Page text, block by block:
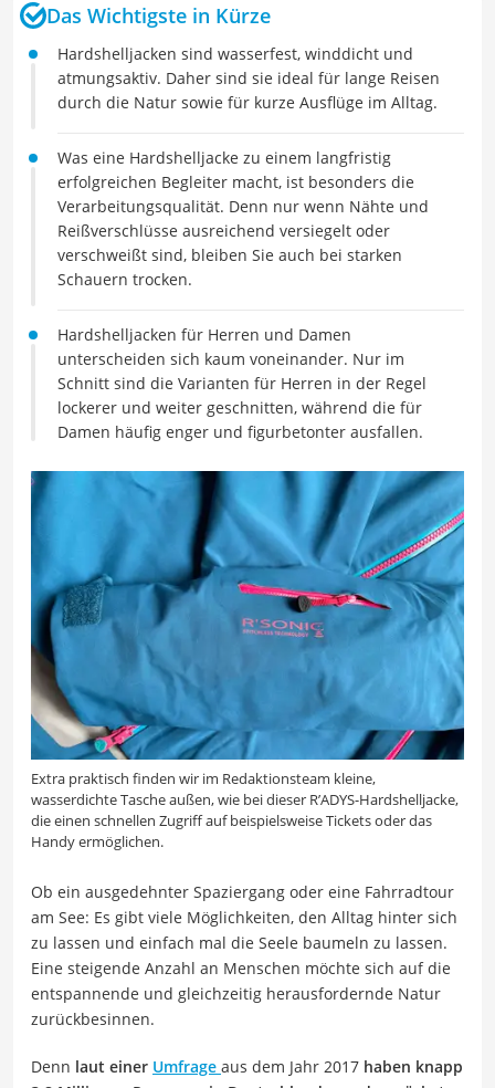
Das Wichtigste in Kürze
Hardshelljacken sind wasserfest, winddicht und
atmungsaktiv. Daher sind sie ideal für lange Reisen
durch die Natur sowie für kurze Ausflüge im Alltag.
Was eine Hardshelljacke zu einem langfristig
erfolgreichen Begleiter macht, ist besonders die
Verarbeitungsqualität. Denn nur wenn Nähte und
Reißverschlüsse ausreichend versiegelt oder
verschweißt sind, bleiben Sie auch bei starken
Schauern trocken.
Hardshelljacken für Herren und Damen
unterscheiden sich kaum voneinander. Nur im
Schnitt sind die Varianten für Herren in der Regel
lockerer und weiter geschnitten, während die für
Damen häufig enger und figurbetonter ausfallen.
Extra praktisch finden wir im Redaktionsteam kleine,
wasserdichte Tasche außen, wie bei dieser R’ADYS-Hardshelljacke,
die einen schnellen Zugriff auf beispielsweise Tickets oder das
Handy ermöglichen.
Ob ein ausgedehnter Spaziergang oder eine Fahrradtour
am See: Es gibt viele Möglichkeiten, den Alltag hinter sich
zu lassen und einfach mal die Seele baumeln zu lassen.
Eine steigende Anzahl an Menschen möchte sich auf die
entspannende und gleichzeitig herausfordernde Natur
zurückbesinnen.
Denn laut einer Umfrage aus dem Jahr 2017 haben knapp